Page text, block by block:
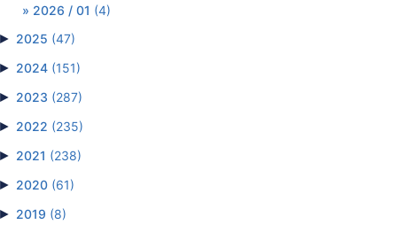
2026 / 01 (4)
2025 (47)
2024 (151)
2023 (287)
2022 (235)
2021 (238)
2020 (61)
2019 (8)